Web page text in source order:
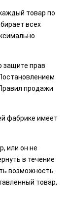
товар по
всех
защите прав
продажи
фабрике имеет
или он не
в течение
возможность
товар,